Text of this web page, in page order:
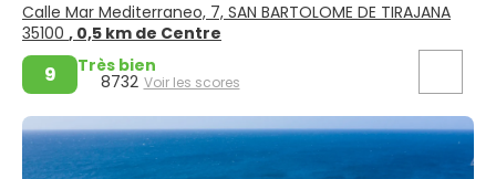
Calle Mar Mediterraneo, 7, SAN BARTOLOME DE TIRAJANA
35100 , 0,5 km de Centre
9 Très bien
8732 Voir les scores